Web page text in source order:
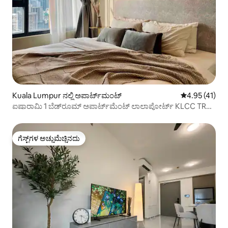
Kuala Lumpur ನಲ್ಲಿ ಅಪಾರ್ಟ್‌ಮಂಟ್ 5 ರಲ್ಲಿ 4.95
4.95 (41)
ಐಷಾರಾಮಿ 1 ಬೆಡ್‌ರೂಮ್ ಅಪಾರ್ಟ್‌ಮೆಂಟ್ ಲಾಲಾಪೋರ್ಟ್ KLCC TRX
ಗೆಸ್ಟ್‌ಗಳ ಅಚ್ಚುಮೆಚ್ಚಿನದು
ಗೆಸ್ಟ್‌ಗಳ ಅಚ್ಚುಮೆಚ್ಚಿನದು